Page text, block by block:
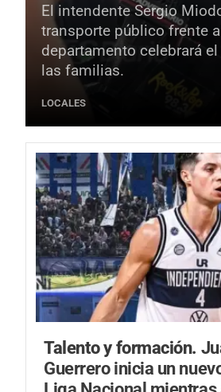
El intendente Sergio
transporte público frente
departamento celebrará
las familias.
LOCALES
Talento y formación.
Guerrero inicia un